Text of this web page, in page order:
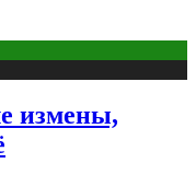
измены,